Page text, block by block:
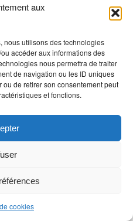
aux
nous utilisons des technologies
accéder aux informations des
nous permettra de traiter
de navigation ou les ID uniques
de retirer son consentement peut
et fonctions.
cookies